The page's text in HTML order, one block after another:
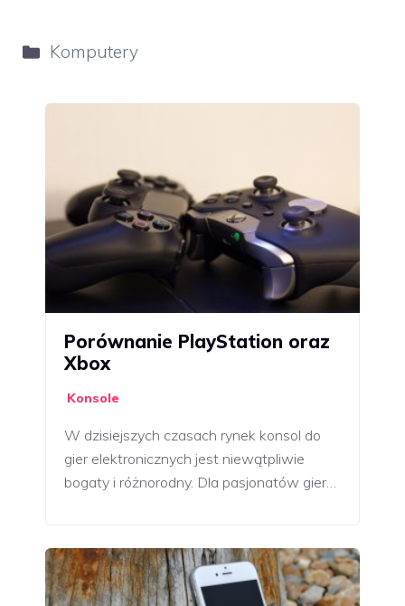
Kategorie
Komputery
Porównanie PlayStation oraz
Xbox
Konsole
W dzisiejszych czasach rynek konsol do
gier elektronicznych jest niewątpliwie
bogaty i różnorodny. Dla pasjonatów gier…